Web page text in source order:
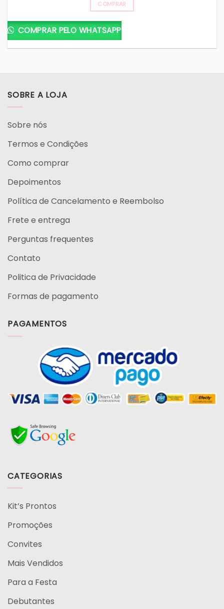
COMPRAR
COMPRAR PELO WHATSAPP
SOBRE A LOJA
Sobre nós
Termos e Condições
Como comprar
Depoimentos
Política de Cancelamento e Reembolso
Frete e entrega
Perguntas frequentes
Contato
Politica de Privacidade
Formas de pagamento
PAGAMENTOS
CATEGORIAS
Kit’s Prontos
Promoções
Convites
Mais Vendidos
Para a Festa
Debutantes